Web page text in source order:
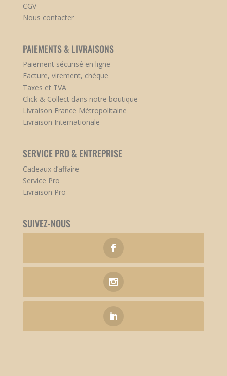
CGV
Nous contacter
PAIEMENTS & LIVRAISONS
Paiement sécurisé en ligne
Facture, virement, chèque
Taxes et TVA
Click & Collect dans notre boutique
Livraison France Métropolitaine
Livraison Internationale
SERVICE PRO & ENTREPRISE
Cadeaux d’affaire
Service Pro
Livraison Pro
SUIVEZ-NOUS